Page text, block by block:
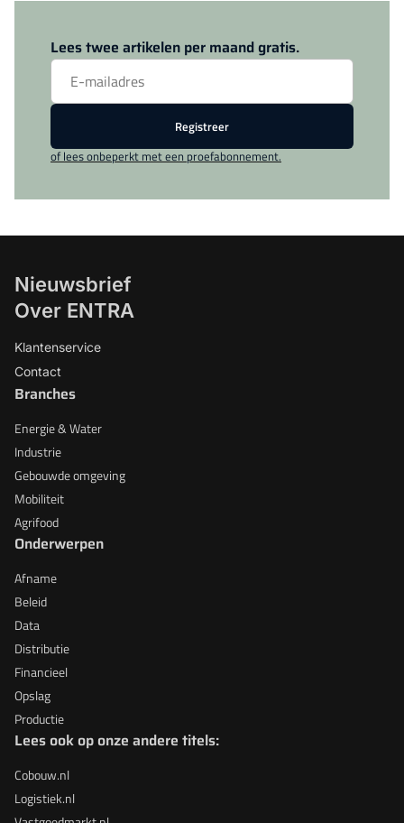
Lees twee artikelen per maand gratis.
Registreer
of lees onbeperkt met een proefabonnement.
Nieuwsbrief
Over ENTRA
Klantenservice
Contact
Branches
Energie & Water
Industrie
Gebouwde omgeving
Mobiliteit
Agrifood
Onderwerpen
Afname
Beleid
Data
Distributie
Financieel
Opslag
Productie
Lees ook op onze andere titels:
Cobouw.nl
Logistiek.nl